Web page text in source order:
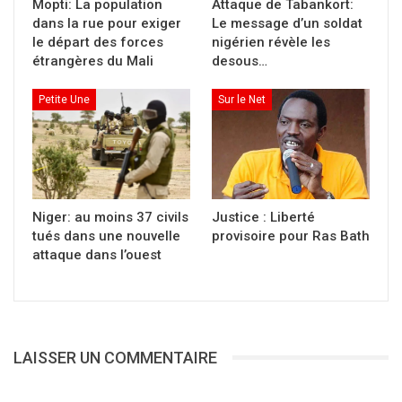
REGLEMENTAIRES
MINISTERE DES DOMAINES ET DES
AFFAIRES FONCIERES
Sur le rapport du ministre des Domaines et des
Affaires foncières, le Conseil des Ministres a
adopté un projet de décret portant affectation
au Ministère de l’Administration territoriale
et de la Décentralisation, des parcelles de
terrain, objet des titres fonciers n°162367 et
sont destinées au recasement de certaines
Mopti: La population
dans la rue pour exiger
le départ des forces
étrangères du Mali
Attaque de Tabankort:
Le message d’un soldat
nigérien révèle les
desous…
Petite Une
Niger: au moins 37 civils
tués dans une nouvelle
attaque dans l’ouest
Sur le Net
Justice : Liberté
provisoire pour Ras Bath
LAISSER UN COMMENTAIRE